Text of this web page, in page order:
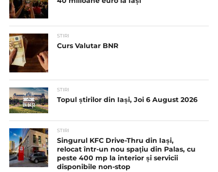
STIRI
Curs Valutar BNR
STIRI
Topul știrilor din Iași, Joi 6 August 2026
STIRI
Singurul KFC Drive-Thru din Iași,
relocat într-un nou spaţiu din Palas, cu
peste 400 mp la interior și servicii
disponibile non-stop